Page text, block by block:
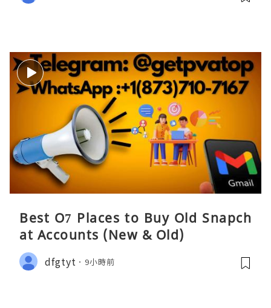
Best O7 Places to Buy Old Snapch
at Accounts (New & Old)
dfgtyt 9小時前